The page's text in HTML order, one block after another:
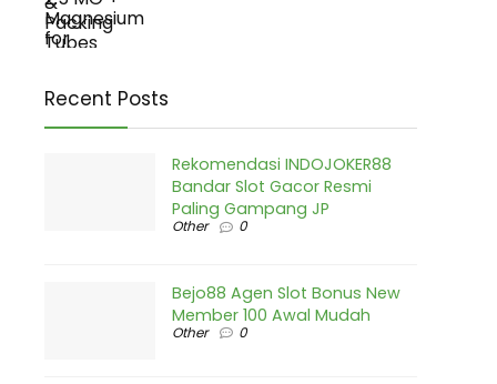
Recent Posts
Rekomendasi INDOJOKER88
Bandar Slot Gacor Resmi
Paling Gampang JP
Other 0
Bejo88 Agen Slot Bonus New
Member 100 Awal Mudah
Other 0